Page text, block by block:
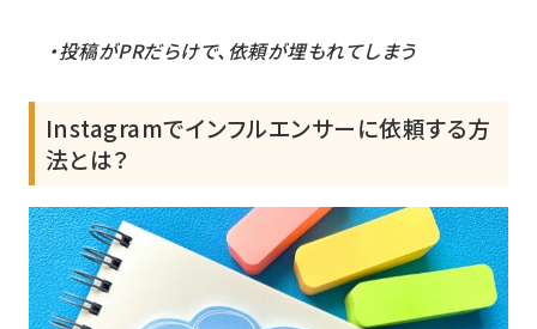
・投稿がPRだらけで、依頼が埋もれてしまう
Instagramでインフルエンサーに依頼する方
法とは？